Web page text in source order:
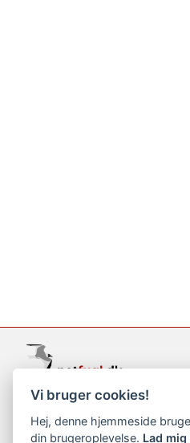
support@netfugl.dk
copyright © 2002-2023
Vi bruger cookies!
Hej, denne hjemmeside
din brugeroplevelse. Lad